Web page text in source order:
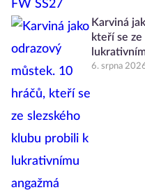
Karviná
kteří se
6. srpna